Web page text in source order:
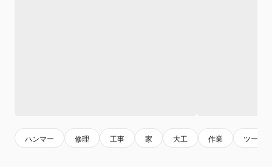
ハンマー 修理 工事 家 大工 作業 ツール